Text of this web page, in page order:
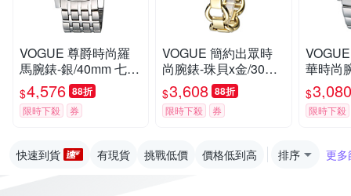
VOGUE 尊爵時尚羅
馬腕錶-銀/40mm 七夕
寵愛季 送禮推薦
$4,576 88折
限時下殺 券
VOGUE 簡約出眾時
尚腕錶-珠貝x金/30m
m
$3,608 88折
限時下殺 券
華時尚
$3,080
限時下殺
快速到貨 有現貨 挑戰低價 價格低到高 排序 更多